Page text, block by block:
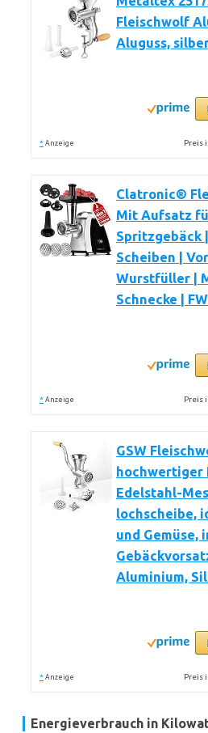
Fleischwolf
Aluguss,
* Anzeige Preis
Clatronic®
Mit Aufsatz
Spritzgebäck
Scheiben |
Wurstfüller |
Schnecke |
* Anzeige Preis
GSW
hochwertiger
Edelstahl-
lochscheibe,
und Gemüse,
Aluminium,
* Anzeige Preis
Energieverbrauch in